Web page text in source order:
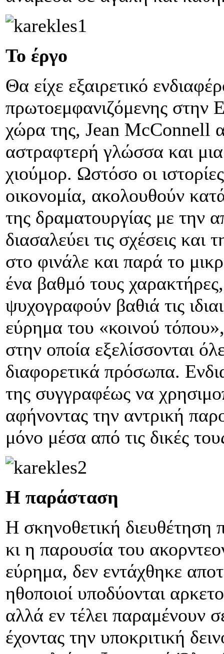
Το έργο
Θα είχε εξαιρετικό
πρωτοεμφανιζόμενης στην
χώρα της, Jean McConnell
αστραφτερή γλώσσα και
χιούμορ. Ωστόσο οι
οικονομία, ακολουθούν
της δραματουργίας με την
διασαλεύει τις σχέσεις
στο φινάλε και παρά το
ένα βαθμό τους
ψυχογραφούν βαθιά τις
εύρημα του «κοινού
στην οποία εξελίσσονται
διαφορετικά πρόσωπα.
της συγγραφέως να
αφήνοντας την αντρική
μόνο μέσα από τις δικές
Η παράσταση
Η σκηνοθετική διευθέτηση
κι η παρουσία του
εύρημα, δεν εντάχθηκε
ηθοποιοί υποδύονται
αλλά εν τέλει παραμένουν
έχοντας την υποκριτική